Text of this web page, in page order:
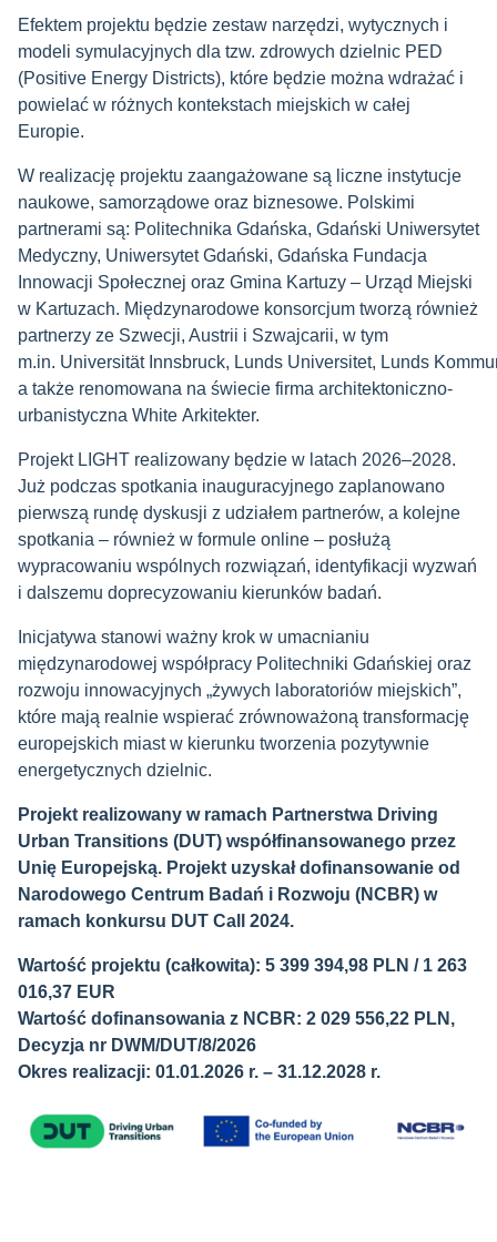
Efektem projektu będzie zestaw narzędzi, wytycznych i
modeli symulacyjnych dla tzw. zdrowych dzielnic PED
(Positive Energy Districts), które będzie można wdrażać i
powielać w różnych kontekstach miejskich w całej
Europie.
W realizację projektu zaangażowane są liczne instytucje
naukowe, samorządowe oraz biznesowe. Polskimi
partnerami są: Politechnika Gdańska, Gdański Uniwersytet
Medyczny, Uniwersytet Gdański, Gdańska Fundacja
Innowacji Społecznej oraz Gmina Kartuzy – Urząd Miejski
w Kartuzach. Międzynarodowe konsorcjum tworzą również
partnerzy ze Szwecji, Austrii i Szwajcarii, w tym
m.in. Universität Innsbruck, Lunds Universitet, Lunds
a także renomowana na świecie firma architektoniczno-
urbanistyczna White Arkitekter.
Projekt LIGHT realizowany będzie w latach 2026–2028.
Już podczas spotkania inauguracyjnego zaplanowano
pierwszą rundę dyskusji z udziałem partnerów, a kolejne
spotkania – również w formule online – posłużą
wypracowaniu wspólnych rozwiązań, identyfikacji wyzwań
i dalszemu doprecyzowaniu kierunków badań.
Inicjatywa stanowi ważny krok w umacnianiu
międzynarodowej współpracy Politechniki Gdańskiej oraz
rozwoju innowacyjnych „żywych laboratoriów miejskich”,
które mają realnie wspierać zrównoważoną transformację
europejskich miast w kierunku tworzenia pozytywnie
energetycznych dzielnic.
Projekt realizowany w ramach Partnerstwa Driving
Urban Transitions (DUT) współfinansowanego przez
Unię Europejską. Projekt uzyskał dofinansowanie od
Narodowego Centrum Badań i Rozwoju (NCBR) w
ramach konkursu DUT Call 2024.
Wartość projektu (całkowita): 5 399 394,98 PLN / 1 263
016,37 EUR
Wartość dofinansowania z NCBR: 2 029 556,22 PLN,
Decyzja nr DWM/DUT/8/2026
Okres realizacji: 01.01.2026 r. – 31.12.2028 r.